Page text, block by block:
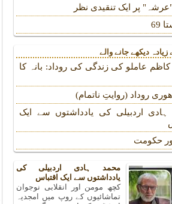
پر ایک تنقیدی نظر
69
دیکھے جانے والے
عاملو کی زندگی کی روداد: بانہ کا
روداد (روایتِ ناتمام)
اردبیلی کی یادداشتوں سے ایک
حکومت
محمد ہادی اردبیلی کی
یادداشتوں سے ایک اقتباس
کچھ مومن اور انقلابی نوجوان
تماشائیوں کے روپ میں امجدیہ